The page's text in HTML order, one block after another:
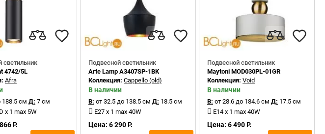
светильник
4742/5L
Afra
188.5 см Д: 7 см
x 1 max 5W
Р.
Подвесной светильник
Arte Lamp A3407SP-1BK
Коллекция: Cappello (old)
В наличии
В: от 32.5 до 138.5 см Д: 18.5 см
E27 x 1 max 40W
Цена: 6 290 Р.
Подвесной светильник
Maytoni MOD030PL-01GR
Коллекция: Void
В наличии
В: от 28.6 до 184.6 см Д: 17.5 см
E14 x 1 max 40W
Цена: 6 490 Р.